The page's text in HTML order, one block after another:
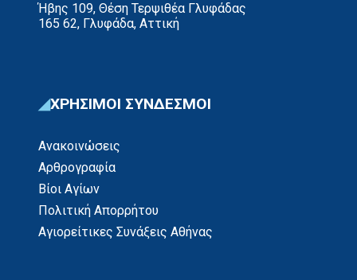
Ήβης 109, Θέση Τερψιθέα Γλυφάδας
165 62, Γλυφάδα, Αττική
ΧΡΗΣΙΜΟΙ ΣΥΝΔΕΣΜΟΙ
Ανακοινώσεις
Αρθρογραφία
Βίοι Αγίων
Πολιτική Απορρήτου
Αγιορείτικες Συνάξεις Αθήνας